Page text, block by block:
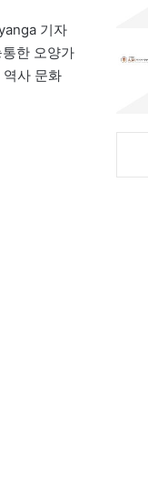
기자
한 오양가
역사 문화